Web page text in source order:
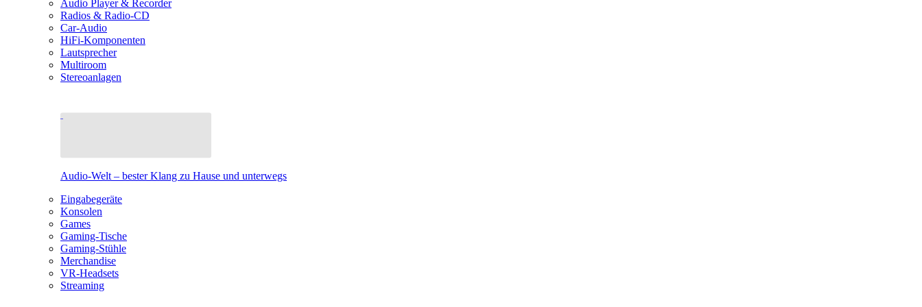
Audio Player & Recorder
Radios & Radio-CD
Car-Audio
HiFi-Komponenten
Lautsprecher
Multiroom
Stereoanlagen
Audio-Welt – bester Klang zu Hause und unterwegs
Eingabegeräte
Konsolen
Games
Gaming-Tische
Gaming-Stühle
Merchandise
VR-Headsets
Streaming